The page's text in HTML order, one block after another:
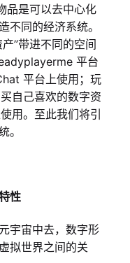
品是可以去中心化
不同的经济系统。
”带进不同的空间
平台
平台上使用；玩
自己喜欢的数字资
用。至此我们将引
。
性
宇宙中去，数字形
拟世界之间的关